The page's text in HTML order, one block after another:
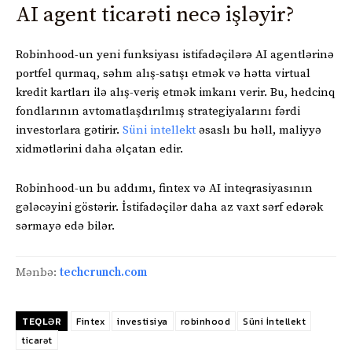
AI agent ticarəti necə işləyir?
Robinhood-un yeni funksiyası istifadəçilərə AI agentlərinə
portfel qurmaq, səhm alış-satışı etmək və hətta virtual
kredit kartları ilə alış-veriş etmək imkanı verir. Bu, hedcinq
fondlarının avtomatlaşdırılmış strategiyalarını fərdi
investorlara gətirir. Süni intellekt əsaslı bu həll, maliyyə
xidmətlərini daha əlçatan edir.
Robinhood-un bu addımı, fintex və AI inteqrasiyasının
gələcəyini göstərir. İstifadəçilər daha az vaxt sərf edərək
sərmayə edə bilər.
Mənbə: techcrunch.com
TEQLƏR Fintex investisiya robinhood
Süni İntellekt
ticarət